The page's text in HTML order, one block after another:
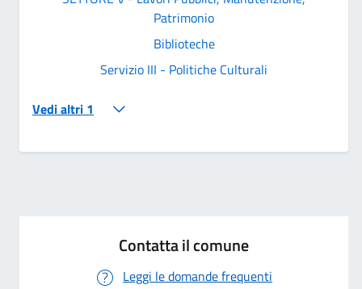
Patrimonio
Biblioteche
Servizio III - Politiche Culturali
Vedi altri 1
Contatta il comune
Leggi le domande frequenti